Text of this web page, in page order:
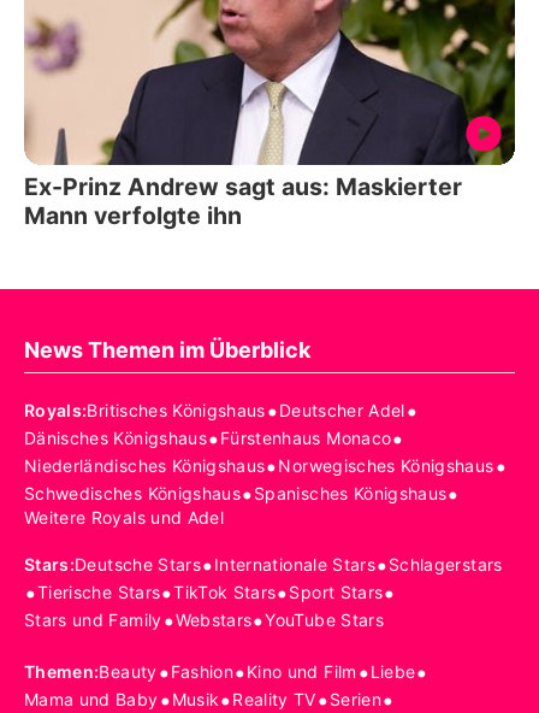
Ex-Prinz Andrew sagt aus: Maskierter
Mann verfolgte ihn
News Themen im Überblick
Royals:Britisches Königshaus•Deutscher Adel•
Dänisches Königshaus•Fürstenhaus Monaco•
Niederländisches Königshaus•Norwegisches Königshaus•
Schwedisches Königshaus•Spanisches Königshaus•
Weitere Royals und Adel
Stars:Deutsche Stars•Internationale Stars•Schlagerstars
•Tierische Stars•TikTok Stars•Sport Stars•
Stars und Family•Webstars•YouTube Stars
Themen:Beauty•Fashion•Kino und Film •Liebe•
Mama und Baby•Musik•Reality TV•Serien•